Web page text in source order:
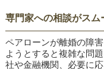
専門家への相談がスム
ペアローンが離婚の障
ようとすると複雑な問
社や金融機関、必要に